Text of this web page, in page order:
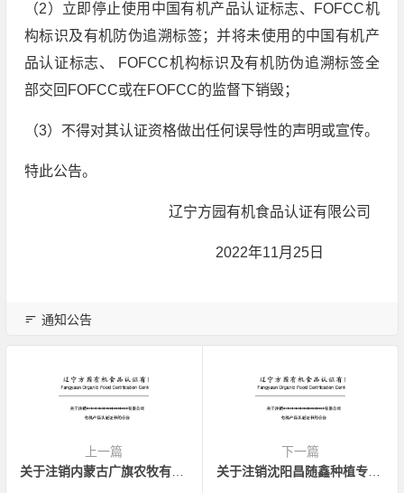
（2）立即停止使用中国有机产品认证标志、FOFCC机
构标识及有机防伪追溯标签；并将未使用的中国有机产
品认证标志、 FOFCC机构标识及有机防伪追溯标签全
部交回FOFCC或在FOFCC的监督下销毁；
（3）不得对其认证资格做出任何误导性的声明或宣传。
特此公告。
辽宁方园有机食品认证有限公司
2022年11月25日
通知公告
上一篇
关于注销内蒙古广旗农牧有限公司有机产品认证证书的公告
下一篇
关于注销沈阳昌随鑫种植专业合作社有机产品认证证书的公告